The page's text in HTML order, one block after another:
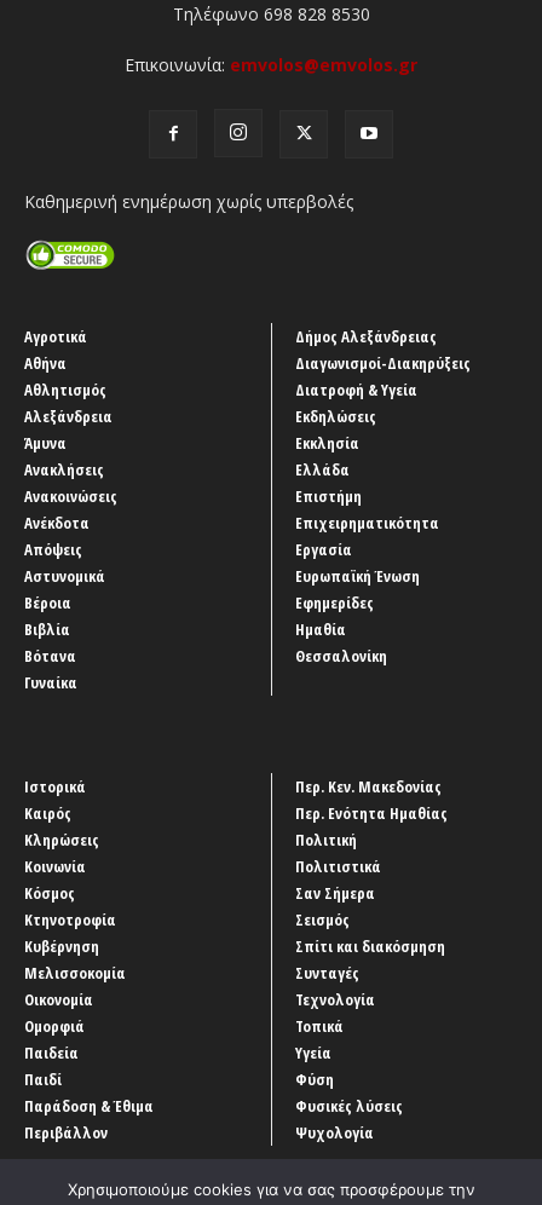
Τηλέφωνο 698 828 8530
Επικοινωνία: emvolos@emvolos.gr
Καθημερινή ενημέρωση χωρίς υπερβολές
Αγροτικά
Αθήνα
Αθλητισμός
Αλεξάνδρεια
Άμυνα
Ανακλήσεις
Ανακοινώσεις
Ανέκδοτα
Απόψεις
Αστυνομικά
Βέροια
Βιβλία
Βότανα
Γυναίκα
Δήμος Αλεξάνδρειας
Διαγωνισμοί-Διακηρύξεις
Διατροφή & Υγεία
Εκδηλώσεις
Εκκλησία
Ελλάδα
Επιστήμη
Επιχειρηματικότητα
Εργασία
Ευρωπαϊκή Ένωση
Εφημερίδες
Ημαθία
Θεσσαλονίκη
Ιστορικά
Καιρός
Κληρώσεις
Κοινωνία
Κόσμος
Κτηνοτροφία
Κυβέρνηση
Μελισσοκομία
Οικονομία
Ομορφιά
Παιδεία
Παιδί
Παράδοση & Έθιμα
Περιβάλλον
Περ. Κεν. Μακεδονίας
Περ. Ενότητα Ημαθίας
Πολιτική
Πολιτιστικά
Σαν Σήμερα
Σεισμός
Σπίτι και διακόσμηση
Συνταγές
Τεχνολογία
Τοπικά
Υγεία
Φύση
Φυσικές λύσεις
Ψυχολογία
Χρησιμοποιούμε cookies για να σας προσφέρουμε την